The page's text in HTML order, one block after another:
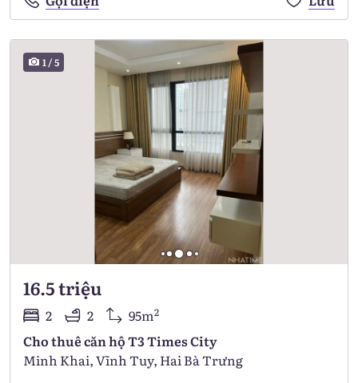
1/5
16.5 triệu
2 2 95m2
Cho thuê căn hộ T3 Times City
Minh Khai, Vĩnh Tuy, Hai Bà Trưng